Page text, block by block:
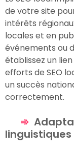
de votre site
intérêts
locales et en
événements ou
établissez un
efforts de SEO
un succès
correctement.